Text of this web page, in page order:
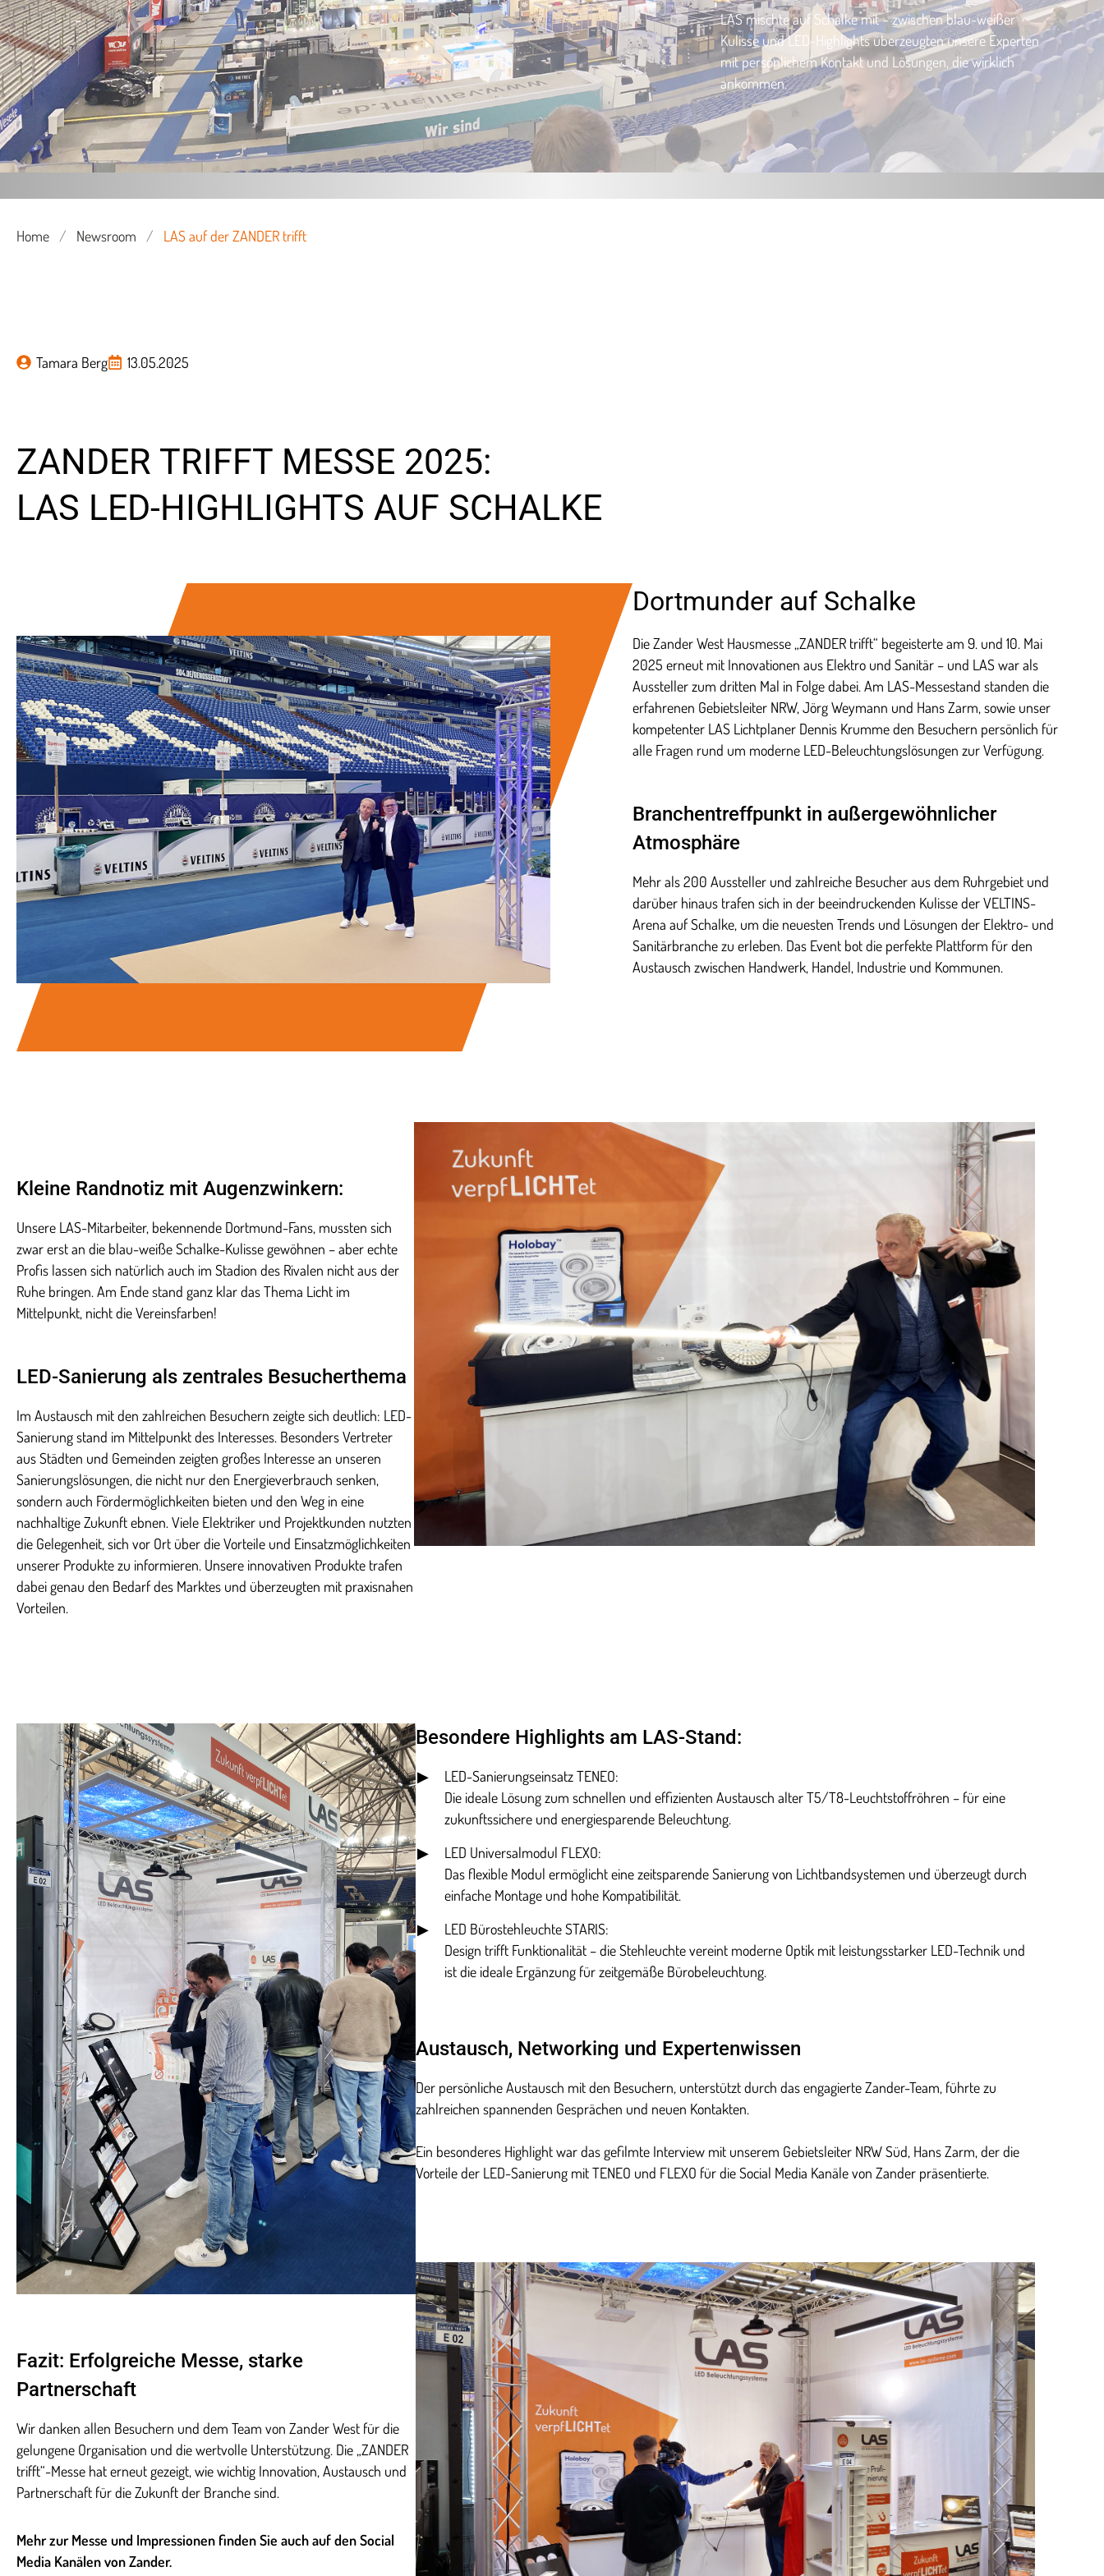
LAS mischte auf Schalke mit – zwischen blau-weißer
Kulisse und LED-Highlights überzeugten unsere Experten
mit persönlichem Kontakt und Lösungen, die wirklich
ankommen.
Home / Newsroom / LAS auf der ZANDER trifft
Tamara Berg 13.05.2025
ZANDER TRIFFT MESSE 2025:
LAS LED-HIGHLIGHTS AUF SCHALKE
Dortmunder auf Schalke
Die Zander West Hausmesse „ZANDER trifft“ begeisterte am 9. und 10. Mai
2025 erneut mit Innovationen aus Elektro und Sanitär – und LAS war als
Aussteller zum dritten Mal in Folge dabei. Am LAS-Messestand standen die
erfahrenen Gebietsleiter NRW, Jörg Weymann und Hans Zarm, sowie unser
kompetenter LAS Lichtplaner Dennis Krumme den Besuchern persönlich für
alle Fragen rund um moderne LED-Beleuchtungslösungen zur Verfügung.
Branchentreffpunkt in außergewöhnlicher
Atmosphäre
Mehr als 200 Aussteller und zahlreiche Besucher aus dem Ruhrgebiet und
darüber hinaus trafen sich in der beeindruckenden Kulisse der VELTINS-
Arena auf Schalke, um die neuesten Trends und Lösungen der Elektro- und
Sanitärbranche zu erleben. Das Event bot die perfekte Plattform für den
Austausch zwischen Handwerk, Handel, Industrie und Kommunen.
Kleine Randnotiz mit Augenzwinkern:
Unsere LAS-Mitarbeiter, bekennende Dortmund-Fans, mussten sich
zwar erst an die blau-weiße Schalke-Kulisse gewöhnen – aber echte
Profis lassen sich natürlich auch im Stadion des Rivalen nicht aus der
Ruhe bringen. Am Ende stand ganz klar das Thema Licht im
Mittelpunkt, nicht die Vereinsfarben!
LED-Sanierung als zentrales Besucherthema
Im Austausch mit den zahlreichen Besuchern zeigte sich deutlich: LED-
Sanierung stand im Mittelpunkt des Interesses. Besonders Vertreter
aus Städten und Gemeinden zeigten großes Interesse an unseren
Sanierungslösungen, die nicht nur den Energieverbrauch senken,
sondern auch Fördermöglichkeiten bieten und den Weg in eine
nachhaltige Zukunft ebnen. Viele Elektriker und Projektkunden nutzten
die Gelegenheit, sich vor Ort über die Vorteile und Einsatzmöglichkeiten
unserer Produkte zu informieren. Unsere innovativen Produkte trafen
dabei genau den Bedarf des Marktes und überzeugten mit praxisnahen
Vorteilen.
Fazit: Erfolgreiche Messe, starke
Partnerschaft
Wir danken allen Besuchern und dem Team von Zander West für die
gelungene Organisation und die wertvolle Unterstützung. Die „ZANDER
trifft“-Messe hat erneut gezeigt, wie wichtig Innovation, Austausch und
Partnerschaft für die Zukunft der Branche sind.
Mehr zur Messe und Impressionen finden Sie auch auf den Social
Media Kanälen von Zander.
Besondere Highlights am LAS-Stand:
LED-Sanierungseinsatz TENEO:
Die ideale Lösung zum schnellen und effizienten Austausch alter T5/T8-Leuchtstoffröhren – für eine
zukunftssichere und energiesparende Beleuchtung.
LED Universalmodul FLEXO:
Das flexible Modul ermöglicht eine zeitsparende Sanierung von Lichtbandsystemen und überzeugt durch
einfache Montage und hohe Kompatibilität.
LED Bürostehleuchte STARIS:
Design trifft Funktionalität – die Stehleuchte vereint moderne Optik mit leistungsstarker LED-Technik und
ist die ideale Ergänzung für zeitgemäße Bürobeleuchtung.
Austausch, Networking und Expertenwissen
Der persönliche Austausch mit den Besuchern, unterstützt durch das engagierte Zander-Team, führte zu
zahlreichen spannenden Gesprächen und neuen Kontakten.
Ein besonderes Highlight war das gefilmte Interview mit unserem Gebietsleiter NRW Süd, Hans Zarm, der die
Vorteile der LED-Sanierung mit TENEO und FLEXO für die Social Media Kanäle von Zander präsentierte.